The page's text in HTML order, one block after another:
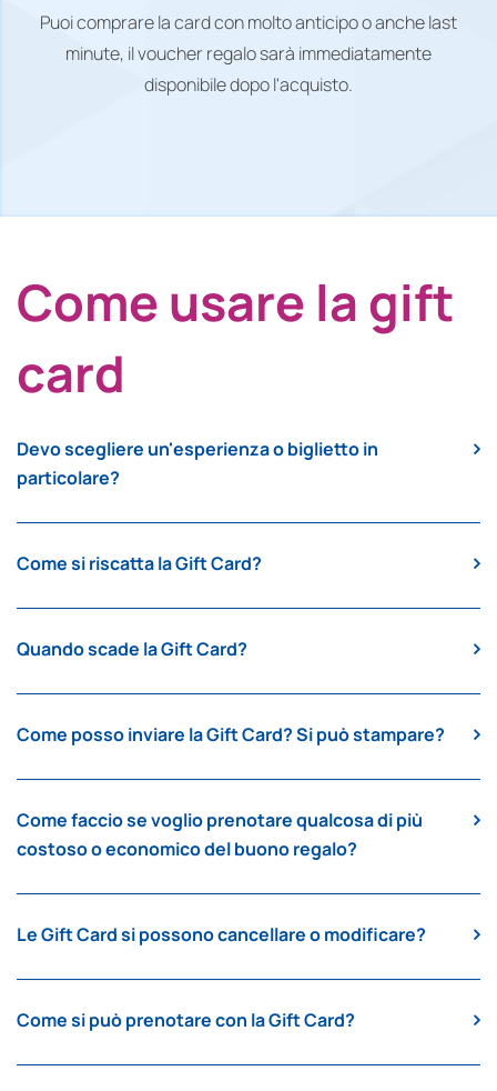
Puoi comprare la card con molto anticipo o anche last
minute, il voucher regalo sarà immediatamente
disponibile dopo l'acquisto.
Come usare la gift
card
Devo scegliere un'esperienza o biglietto in
particolare?
Come si riscatta la Gift Card?
Quando scade la Gift Card?
Come posso inviare la Gift Card? Si può stampare?
Come faccio se voglio prenotare qualcosa di più
costoso o economico del buono regalo?
Le Gift Card si possono cancellare o modificare?
Come si può prenotare con la Gift Card?